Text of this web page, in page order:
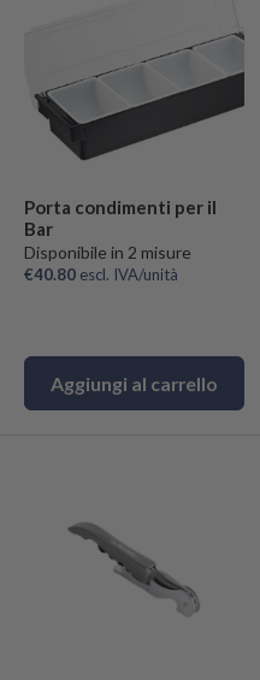
Porta condimenti per il
Bar
Disponibile in 2 misure
€40.80 escl. IVA/unità
Aggiungi al carrello